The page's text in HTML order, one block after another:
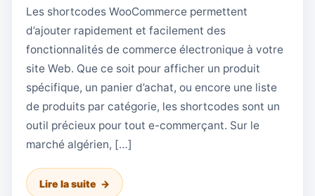
Les shortcodes WooCommerce permettent
d’ajouter rapidement et facilement des
fonctionnalités de commerce électronique à votre
site Web. Que ce soit pour afficher un produit
spécifique, un panier d’achat, ou encore une liste
de produits par catégorie, les shortcodes sont un
outil précieux pour tout e-commerçant. Sur le
marché algérien, […]
Lire la suite